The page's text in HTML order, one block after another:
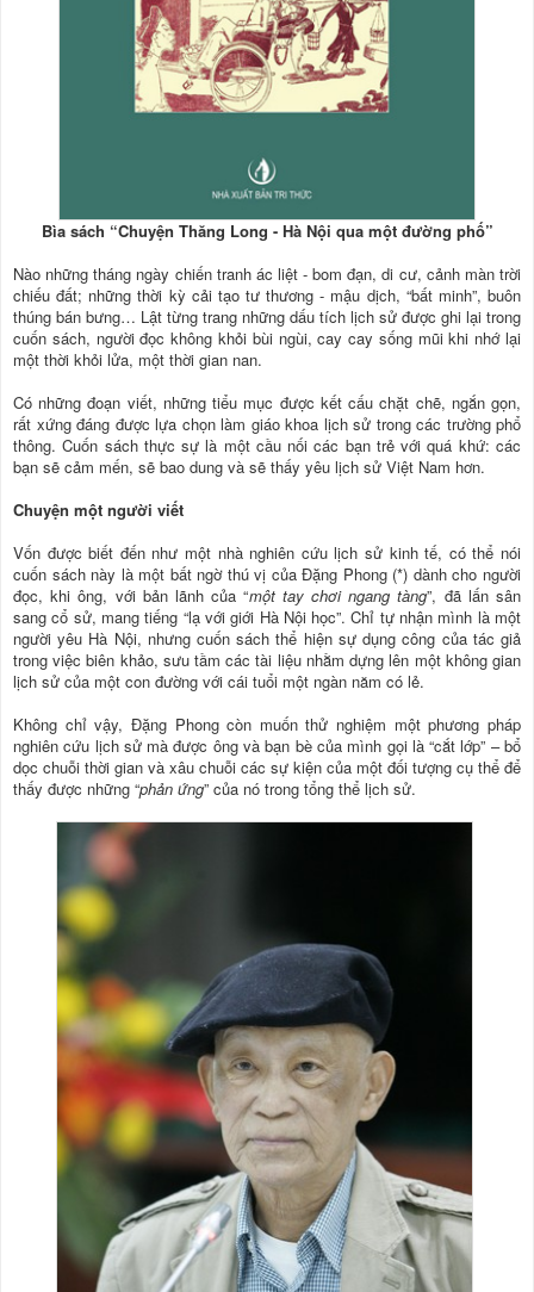
Bìa sách “Chuyện Thăng Long - Hà Nội qua một đường phố”
Nào những tháng ngày chiến tranh ác liệt - bom đạn, di cư, cảnh màn trời
chiếu đất; những thời kỳ cải tạo tư thương - mậu dịch, “bất minh”, buôn
thúng bán bưng… Lật từng trang những dấu tích lịch sử được ghi lại trong
cuốn sách, người đọc không khỏi bùi ngùi, cay cay sống mũi khi nhớ lại
một thời khỏi lửa, một thời gian nan.
Có những đoạn viết, những tiểu mục được kết cấu chặt chẽ, ngắn gọn,
rất xứng đáng được lựa chọn làm giáo khoa lịch sử trong các trường phổ
thông. Cuốn sách thực sự là một cầu nối các bạn trẻ với quá khứ: các
bạn sẽ cảm mến, sẽ bao dung và sẽ thấy yêu lịch sử Việt Nam hơn.
Chuyện một người viết
Vốn được biết đến như một nhà nghiên cứu lịch sử kinh tế, có thể nói
cuốn sách này là một bất ngờ thú vị của Đặng Phong (*) dành cho người
đọc, khi ông, với bản lãnh của “một tay chơi ngang tàng”, đã lấn sân
sang cổ sử, mang tiếng “lạ với giới Hà Nội học”. Chỉ tự nhận mình là một
người yêu Hà Nội, nhưng cuốn sách thể hiện sự dụng công của tác giả
trong việc biên khảo, sưu tầm các tài liệu nhằm dựng lên một không gian
lịch sử của một con đường với cái tuổi một ngàn năm có lẻ.
Không chỉ vậy, Đặng Phong còn muốn thử nghiệm một phương pháp
nghiên cứu lịch sử mà được ông và bạn bè của mình gọi là “cắt lớp” – bổ
dọc chuỗi thời gian và xâu chuỗi các sự kiện của một đối tượng cụ thể để
thấy được những “phản ứng” của nó trong tổng thể lịch sử.